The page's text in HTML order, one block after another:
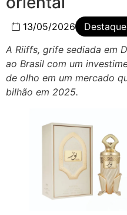
13/05/2026
A Riiffs, grife sediada em
ao Brasil com um
de olho em um mercado
bilhão em 2025.